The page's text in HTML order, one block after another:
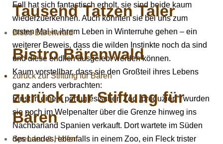
Tausend Tatzen Taler
Bistro Bärenwald
Bistro Bärenwald
zurück zur Stiftung für Bären
zurück zur Stiftung für
Bären
Spenden & Helfen
Fell hat sich fantastisch erholt, sie sind beide kaum
wiederzuerkennen. Auch konnten sie bei uns zum
ersten Mal in ihrem Leben in Winterruhe gehen – ein
weiterer Beweis, dass die wilden Instinkte noch da sind
und diese endlich ausgelebt werden können.
Kaum vorstellbar, dass sie den Großteil ihres Lebens
ganz anders verbrachten:
Einst in einem portugiesischen Zoo „produziert“, wurden
sie noch im Welpenalter über die Grenze hinweg ins
Nachbarland Spanien verkauft. Dort wartete im Süden
des Landes, ebenfalls in einem Zoo, ein Fleck trister